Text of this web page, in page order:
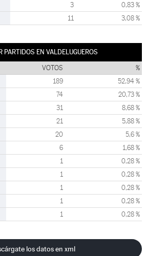
3 0,83 %
11 3,08 %
PARTIDOS EN VALDELUGUEROS
VOTOS %
189 52,94 %
74 20,73 %
31 8,68 %
21 5,88 %
20 5,6 %
6 1,68 %
1 0,28 %
1 0,28 %
1 0,28 %
1 0,28 %
1 0,28 %
los datos en xml